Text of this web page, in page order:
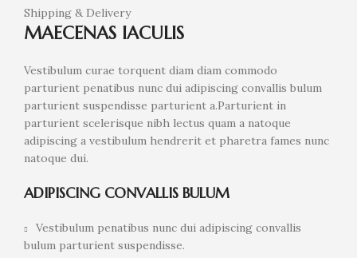
Shipping & Delivery
MAECENAS IACULIS
Vestibulum curae torquent diam diam commodo
parturient penatibus nunc dui adipiscing convallis bulum
parturient suspendisse parturient a.Parturient in
parturient scelerisque nibh lectus quam a natoque
adipiscing a vestibulum hendrerit et pharetra fames nunc
natoque dui.
ADIPISCING CONVALLIS BULUM
Vestibulum penatibus nunc dui adipiscing convallis
bulum parturient suspendisse.